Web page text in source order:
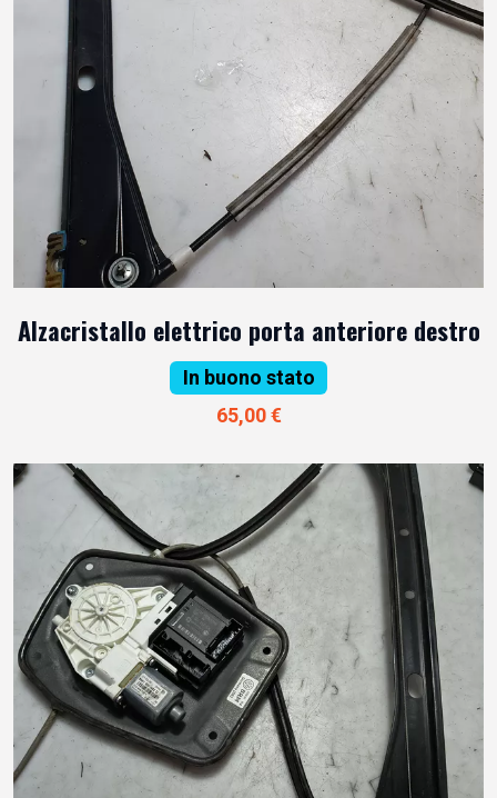
Alzacristallo elettrico porta anteriore destro
In buono stato
65,00 €